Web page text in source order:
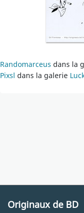
Randomarceus dans la
Pixsl dans la galerie
Originaux de BD